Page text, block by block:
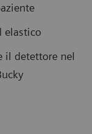
elastico
il detettore nel